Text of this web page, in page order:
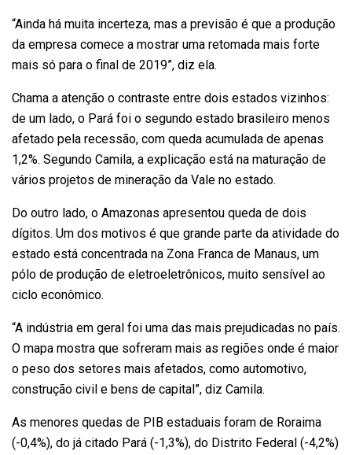
“Ainda há muita incerteza, mas a previsão é que a produção
da empresa comece a mostrar uma retomada mais forte
mais só para o final de 2019”, diz ela.
Chama a atenção o contraste entre dois estados vizinhos:
de um lado, o Pará foi o segundo estado brasileiro menos
afetado pela recessão, com queda acumulada de apenas
1,2%. Segundo Camila, a explicação está na maturação de
vários projetos de mineração da Vale no estado.
Do outro lado, o Amazonas apresentou queda de dois
dígitos. Um dos motivos é que grande parte da atividade do
estado está concentrada na Zona Franca de Manaus, um
pólo de produção de eletroeletrônicos, muito sensível ao
ciclo econômico.
“A indústria em geral foi uma das mais prejudicadas no país.
O mapa mostra que sofreram mais as regiões onde é maior
o peso dos setores mais afetados, como automotivo,
construção civil e bens de capital”, diz Camila.
As menores quedas de PIB estaduais foram de Roraima
(-0,4%), do já citado Pará (-1,3%), do Distrito Federal (-4,2%)